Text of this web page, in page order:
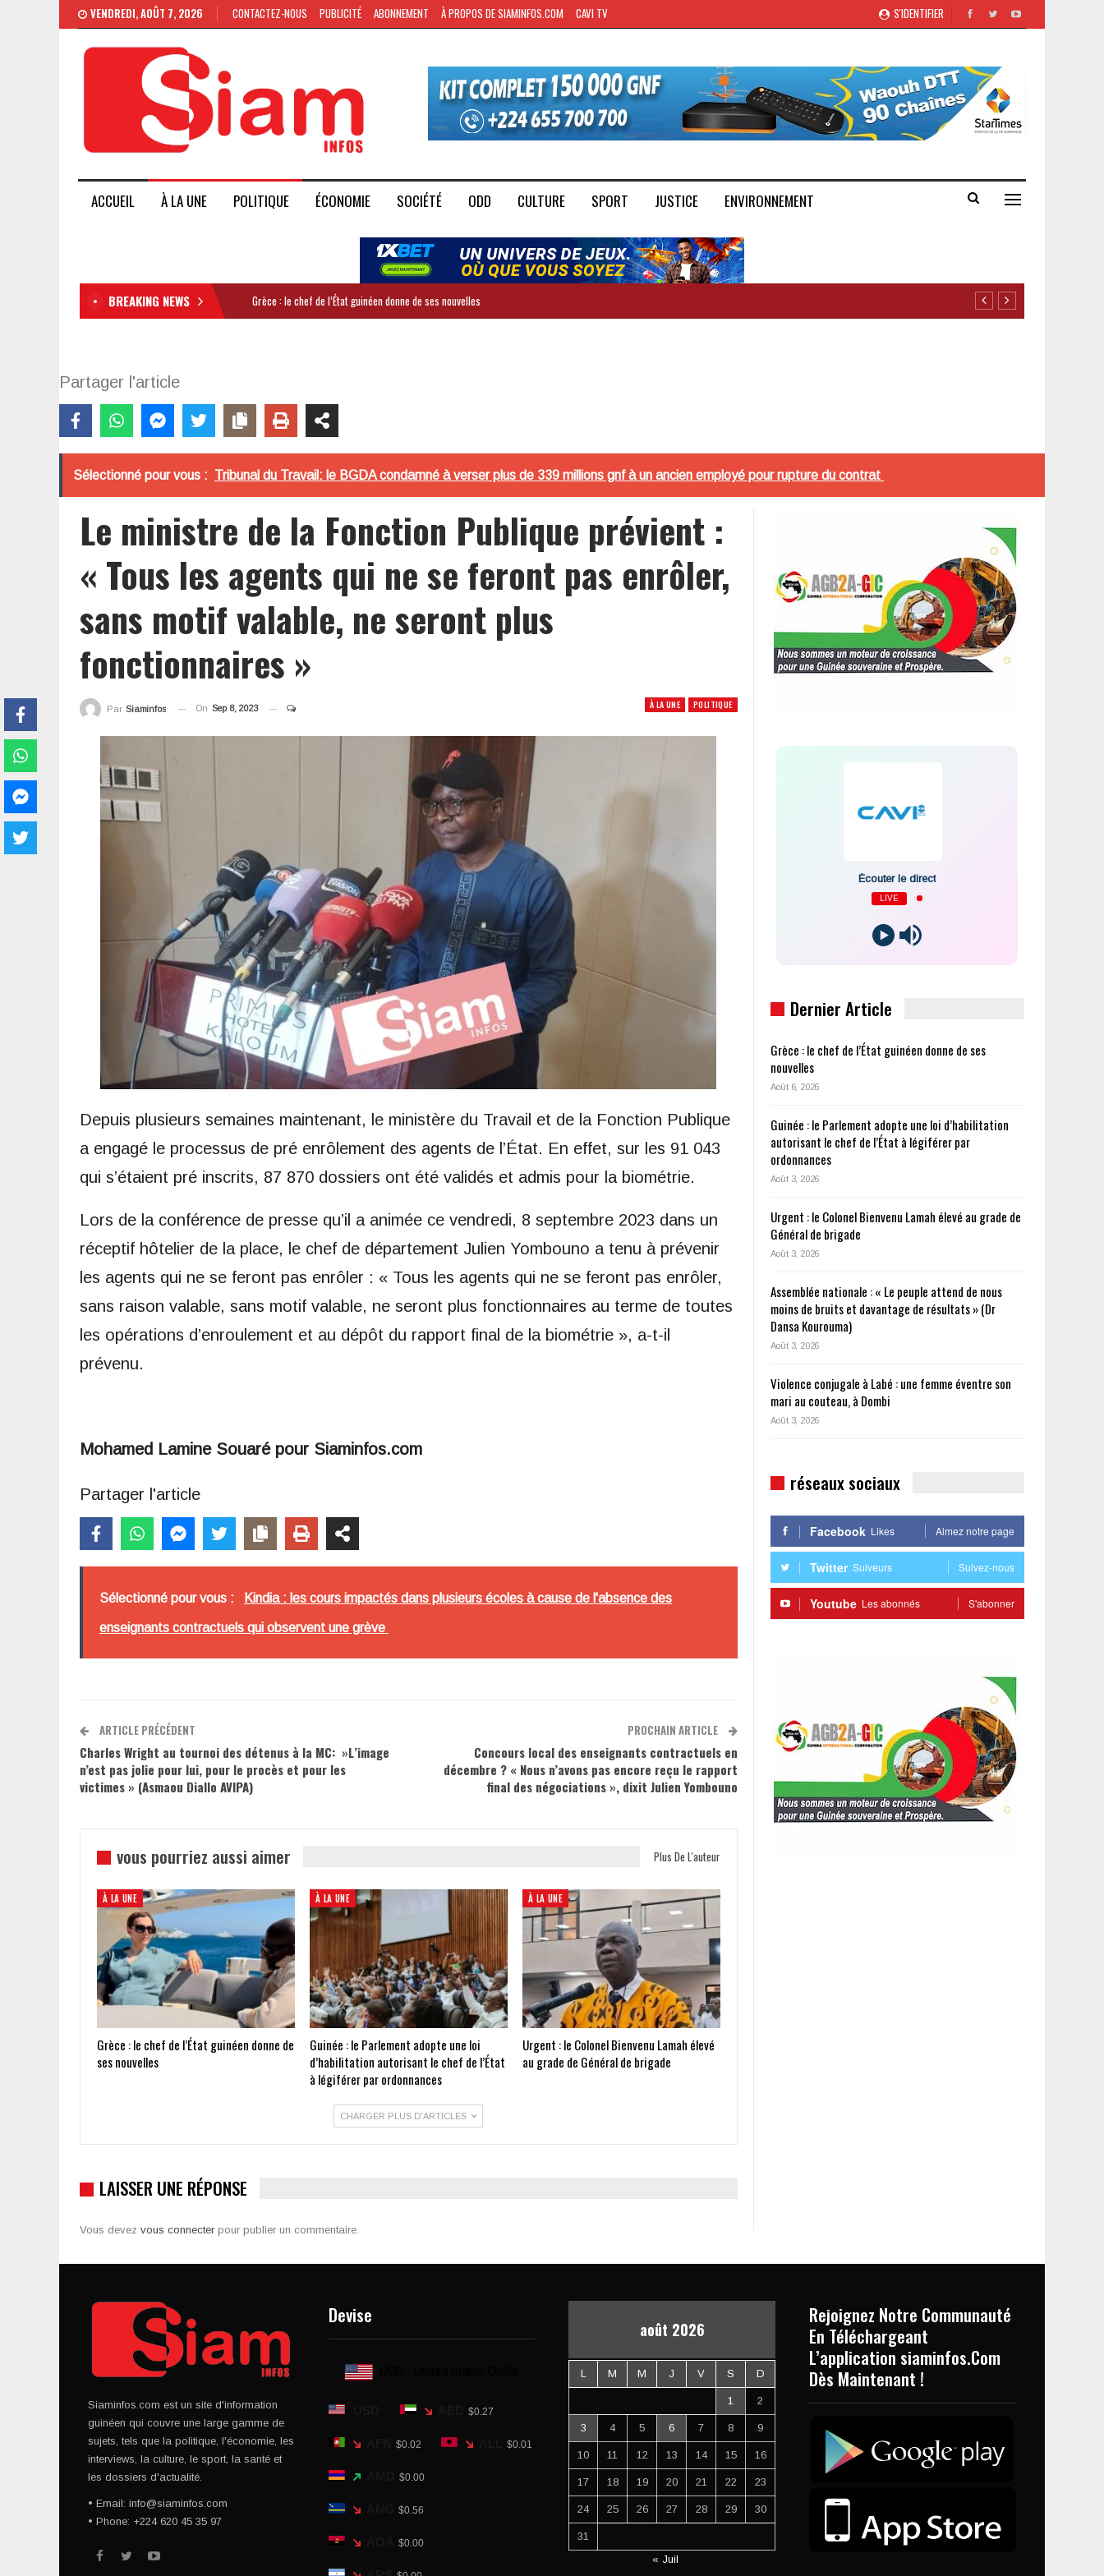
S'IDENTIFIER
VENDREDI, AOÛT 7, 2026 CONTACTEZ-NOUS PUBLICITÉ ABONNEMENT À PROPOS DE SIAMINFOS.COM CAVI TV
ACCUEIL À LA UNE POLITIQUE ÉCONOMIE SOCIÉTÉ ODD CULTURE SPORT JUSTICE ENVIRONNEMENT
BREAKING NEWS Grèce : le chef de l’État guinéen donne de ses nouvelles
Partager l'article
Sélectionné pour vous : Tribunal du Travail: le BGDA condamné à verser plus de 339 millions gnf à un ancien employé pour rupture du contrat
Le ministre de la Fonction Publique prévient :
« Tous les agents qui ne se feront pas enrôler,
sans motif valable, ne seront plus
fonctionnaires »
À LA UNE POLITIQUE
Par Siaminfos On Sep 8, 2023
Depuis plusieurs semaines maintenant, le ministère du Travail et de la Fonction Publique
a engagé le processus de pré enrôlement des agents de l’État. En effet, sur les 91 043
qui s’étaient pré inscrits, 87 870 dossiers ont été validés et admis pour la biométrie.
Lors de la conférence de presse qu’il a animée ce vendredi, 8 septembre 2023 dans un
réceptif hôtelier de la place, le chef de département Julien Yombouno a tenu à prévenir
les agents qui ne se feront pas enrôler : « Tous les agents qui ne se feront pas enrôler,
sans raison valable, sans motif valable, ne seront plus fonctionnaires au terme de toutes
les opérations d’enroulement et au dépôt du rapport final de la biométrie », a-t-il
prévenu.
Mohamed Lamine Souaré pour Siaminfos.com
Partager l'article
Sélectionné pour vous : Kindia : les cours impactés dans plusieurs écoles à cause de l'absence des
enseignants contractuels qui observent une grève
ARTICLE PRÉCÉDENT
Charles Wright au tournoi des détenus à la MC: »L’image
n’est pas jolie pour lui, pour le procès et pour les
victimes » (Asmaou Diallo AVIPA)
PROCHAIN ARTICLE
Concours local des enseignants contractuels en
décembre ? « Nous n’avons pas encore reçu le rapport
final des négociations », dixit Julien Yombouno
vous pourriez aussi aimer Plus De L'auteur
À LA UNE
Grèce : le chef de l’État guinéen donne de
ses nouvelles
À LA UNE
Guinée : le Parlement adopte une loi
d’habilitation autorisant le chef de l’État
à légiférer par ordonnances
À LA UNE
Urgent : le Colonel Bienvenu Lamah élevé
au grade de Général de brigade
CHARGER PLUS D'ARTICLES
LAISSER UNE RÉPONSE
Vous devez vous connecter pour publier un commentaire.
Écouter le direct
LIVE
Dernier Article
Grèce : le chef de l’État guinéen donne de ses
nouvelles
Août 6, 2026
Guinée : le Parlement adopte une loi d’habilitation
autorisant le chef de l’État à légiférer par
ordonnances
Août 3, 2026
Urgent : le Colonel Bienvenu Lamah élevé au grade de
Général de brigade
Août 3, 2026
Assemblée nationale : « Le peuple attend de nous
moins de bruits et davantage de résultats » (Dr
Dansa Kourouma)
Août 3, 2026
Violence conjugale à Labé : une femme éventre son
mari au couteau, à Dombi
Août 3, 2026
réseaux sociaux
Facebook Likes Aimez notre page
Twitter Suiveurs Suivez-nous
Youtube Les abonnés S'abonner
Siaminfos.com est un site d'information
guinéen qui couvre une large gamme de
sujets, tels que la politique, l'économie, les
interviews, la culture, le sport, la santé et
les dossiers d'actualité.
• Email: info@siaminfos.com
• Phone: +224 620 45 35 97
Devise
$0.27
$0.02 $0.01
$0.00
$0.56
$0.00
août 2026
L M M J V S D
1 2
3 4 5 6 7 8 9
10 11 12 13 14 15 16
17 18 19 20 21 22 23
24 25 26 27 28 29 30
31
« Juil
Rejoignez Notre Communauté
En Téléchargeant
L’application siaminfos.Com
Dès Maintenant !